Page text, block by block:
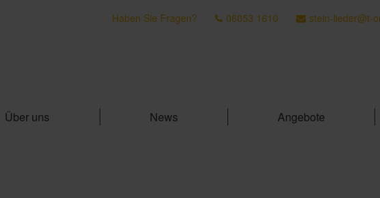
Haben Sie Fragen? 06053 1610 stein-lieder@t-
Über uns News Angebote